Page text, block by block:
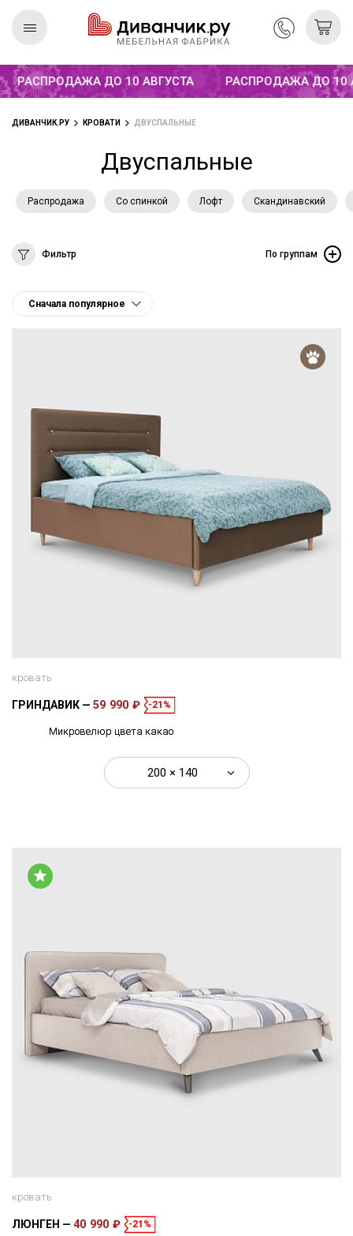
РАСПРОДАЖА ДО 10 АВГУСТА РАСПРОДАЖА ДО 10
ДИВАНЧИК.РУ КРОВАТИ ДВУСПАЛЬНЫЕ
Двуспальные
Распродажа Со спинкой Лофт Скандинавский
Фильтр По группам
кровать
ГРИНДАВИК 59 990 ₽ -21%
Микровелюр цвета какао
200 × 140
кровать
ЛЮНГЕН 40 990 ₽ -21%
Скандинавская
коллекция